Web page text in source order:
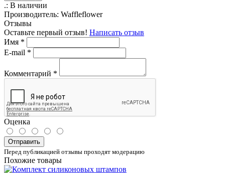
.: В наличии
Производитель: Waffleflower
Отзывы
Оставьте первый отзыв! Написать отзыв
Имя *
E-mail *
Комментарий *
Оценка
Отправить
Перед публикацией отзывы проходят модерацию
Похожие товары